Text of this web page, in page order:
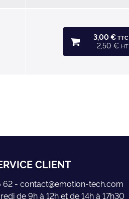
3,00 € TTC
2,50 € HT
CLIENT
62 - contact@emotion-tech.com
de 9h à 12h et de 14h à 17h30